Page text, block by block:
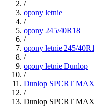
/
opony letnie
/
opony 245/40R18
/
opony letnie 245/
/
opony letnie Dunlop
/
Dunlop SPORT
/
Dunlop SPORT